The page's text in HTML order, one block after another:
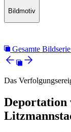
Bildmotiv
Gesamte
Das
Deportation